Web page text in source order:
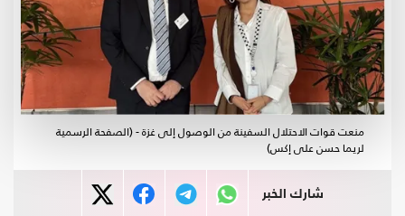
منعت قوات الاحتلال السفينة من الوصول إلى غزة - (الصفحة الرسمية
لريما حسن على إكس)
شارك الخبر